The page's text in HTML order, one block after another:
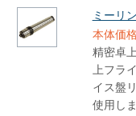
ミーリ
本体価
精密卓
上フラ
イス盤
使用し